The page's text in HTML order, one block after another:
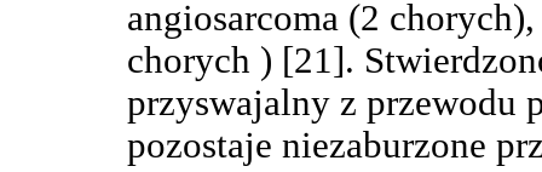
angiosarcoma (2
chorych ) [21].
przyswajalny z przewodu
pozostaje niezaburzone